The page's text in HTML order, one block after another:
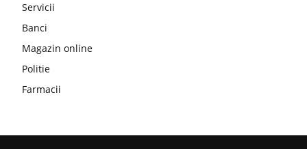
Servicii
Banci
Magazin online
Politie
Farmacii